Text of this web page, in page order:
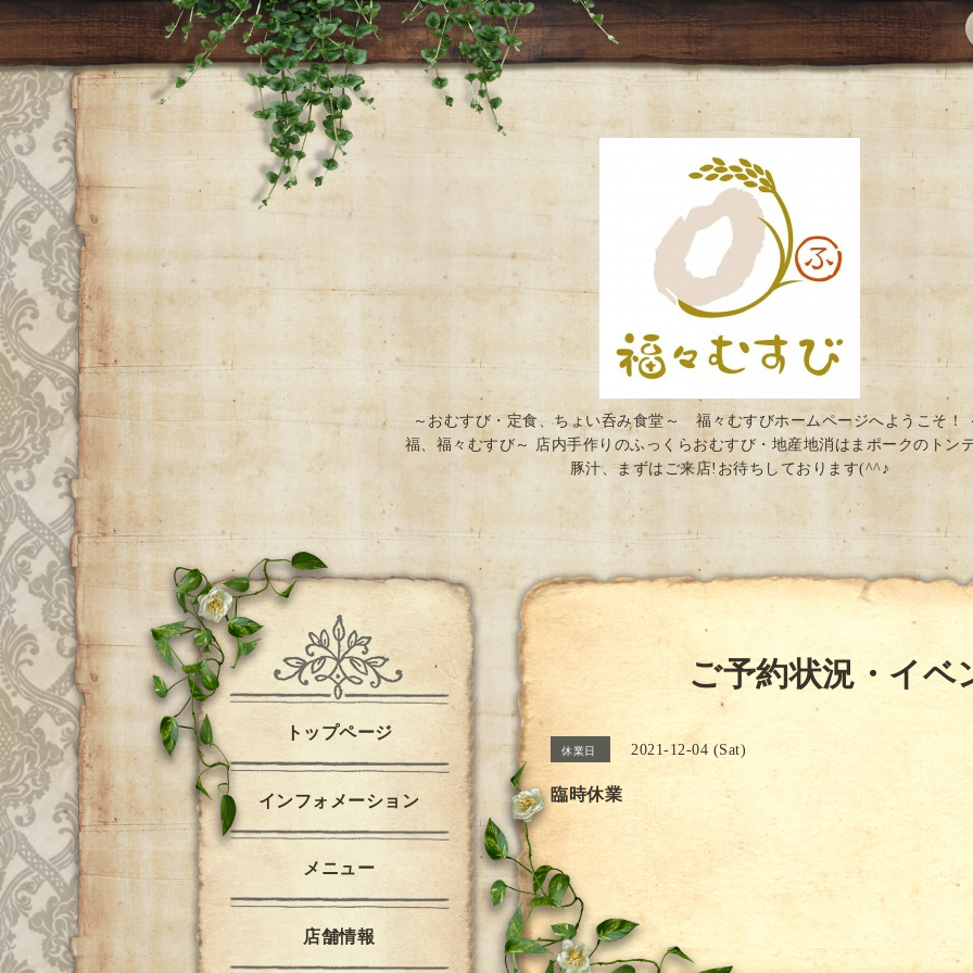
～おむすび・定食、ちょい呑み食堂～ 福々むすびホームページへようこそ！
福、福々むすび～ 店内手作りのふっくらおむすび・地産地消はまポークのトン
豚汁、まずはご来店!お待ちしております(^^♪
ご予約状況・イベ
休業日 2021-12-04 (Sat)
臨時休業
トップページ
インフォメーション
メニュー
店舗情報